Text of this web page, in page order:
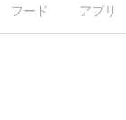
フード アプリ